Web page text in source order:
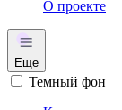
О проекте
Еще
Темный фон